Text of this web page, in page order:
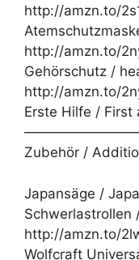
http://amzn.to/
http://amzn.to/
Gehörschutz /
http://amzn.to/
Erste Hilfe / First
Zubehör /
Japansäge /
Schwerlastrollen
http://amzn.to/
Wolfcraft